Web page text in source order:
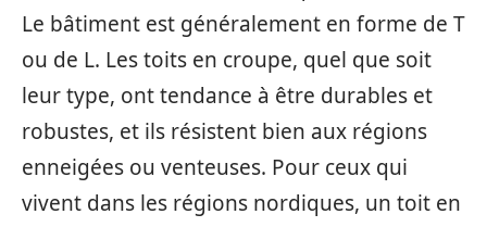
Le bâtiment est généralement en forme de T
ou de L. Les toits en croupe, quel que soit
leur type, ont tendance à être durables et
robustes, et ils résistent bien aux régions
enneigées ou venteuses. Pour ceux qui
vivent dans les régions nordiques, un toit en